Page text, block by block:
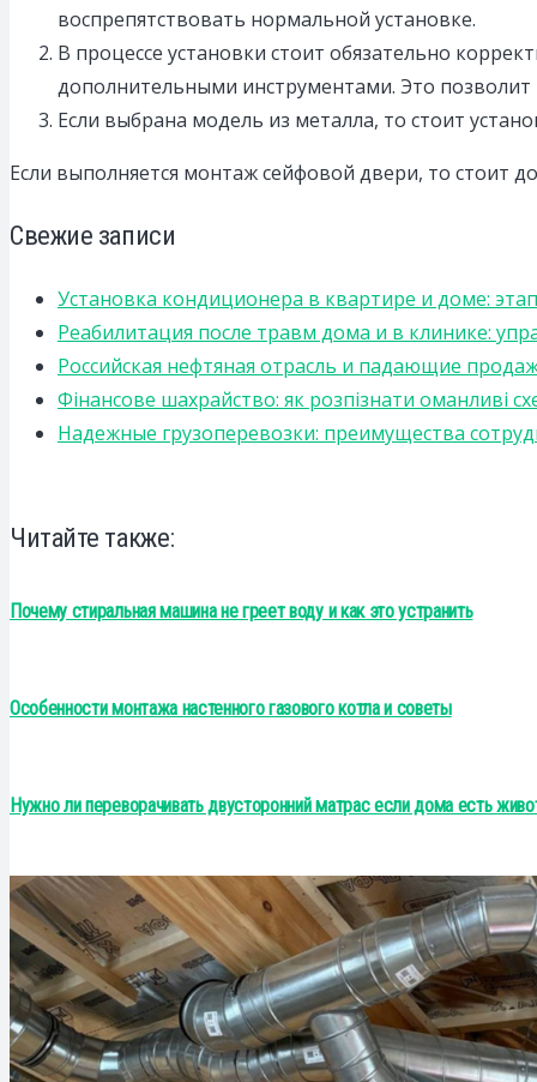
воспрепятствовать нормальной установке.
В процессе установки стоит обязательно
дополнительными инструментами. Это
Если выбрана модель из металла, то стоит
Если выполняется монтаж сейфовой двери, то стоит
Свежие записи
Установка кондиционера в квартире и доме:
Реабилитация после травм дома и в клинике:
Российская нефтяная отрасль и падающие
Фінансове шахрайство: як розпізнати оманливі
Надежные грузоперевозки: преимущества
Читайте также:
Почему стиральная машина не греет воду и как это устранить
Особенности монтажа настенного газового котла и советы
Нужно ли переворачивать двусторонний матрас если дома есть